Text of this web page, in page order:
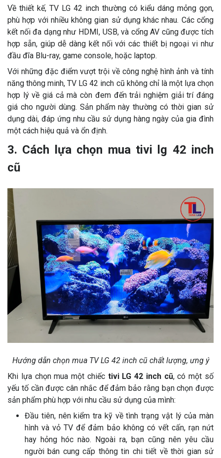
Về thiết kế, TV LG 42 inch thường có kiểu dáng mỏng gọn,
phù hợp với nhiều không gian sử dụng khác nhau. Các cổng
kết nối đa dạng như HDMI, USB, và cổng AV cũng được tích
hợp sẵn, giúp dễ dàng kết nối với các thiết bị ngoại vi như
đầu đĩa Blu-ray, game console, hoặc laptop.
Với những đặc điểm vượt trội về công nghệ hình ảnh và tính
năng thông minh, TV LG 42 inch cũ không chỉ là một lựa chọn
hợp lý về giá cả mà còn đem đến trải nghiệm giải trí đáng
giá cho người dùng. Sản phẩm này thường có thời gian sử
dụng dài, đáp ứng nhu cầu sử dụng hàng ngày của gia đình
một cách hiệu quả và ổn định.
3. Cách lựa chọn mua tivi lg 42 inch
cũ
Hướng dẫn chọn mua TV LG 42 inch cũ chất lượng, ưng ý
Khi lựa chọn mua một chiếc tivi LG 42 inch cũ, có một số
yếu tố cần được cân nhắc để đảm bảo rằng bạn chọn được
sản phẩm phù hợp với nhu cầu sử dụng của mình:
Đầu tiên, nên kiểm tra kỹ về tình trạng vật lý của màn
hình và vỏ TV để đảm bảo không có vết cấn, rạn nứt
hay hỏng hóc nào. Ngoài ra, bạn cũng nên yêu cầu
người bán cung cấp thông tin chi tiết về thời gian sử